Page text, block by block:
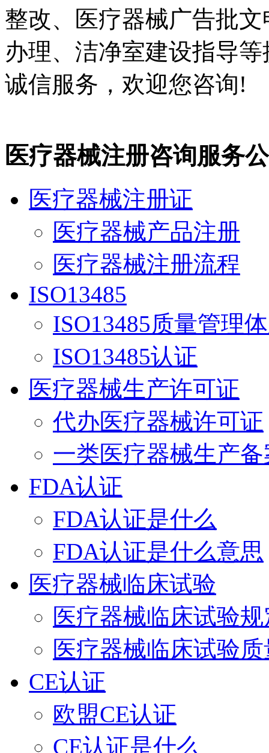
整改、医疗器械广告批
办理、洁净室建设指导
诚信服务，欢迎您咨询!
医疗器械注册咨询服务
医疗器械注册证
医疗器械产品注册
医疗器械注册流程
ISO13485
ISO13485质量管理
ISO13485认证
医疗器械生产许可证
代办医疗器械许可证
一类医疗器械生产备
FDA认证
FDA认证是什么
FDA认证是什么意思
医疗器械临床试验
医疗器械临床试验
医疗器械临床试验
CE认证
欧盟CE认证
CE认证是什么